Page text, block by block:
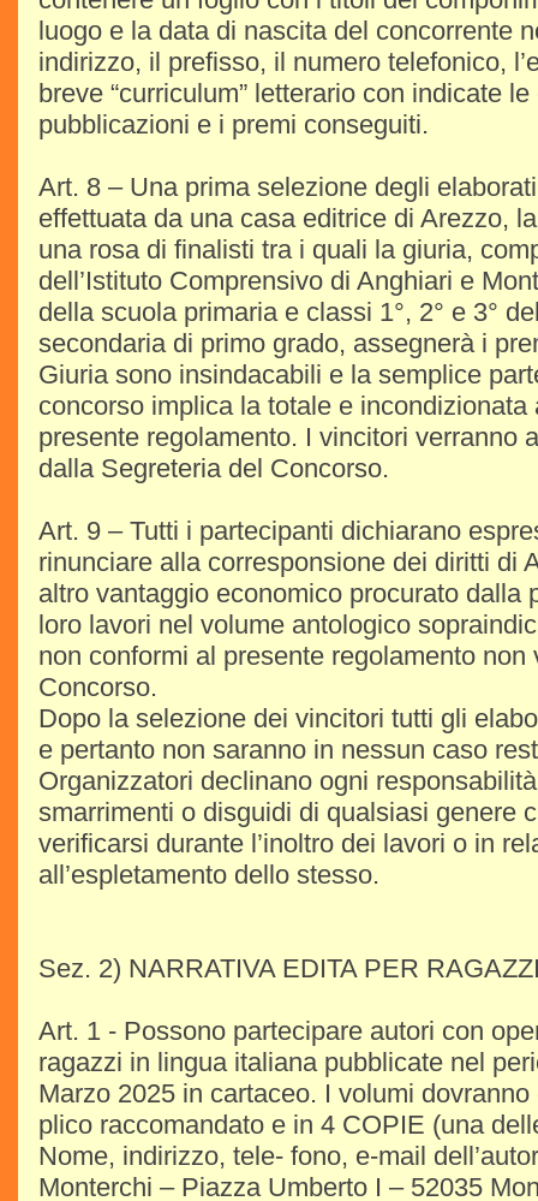
luogo e la data di nascita del concorrente
indirizzo, il prefisso, il numero telefonico,
breve “curriculum” letterario con indicate
pubblicazioni e i premi conseguiti.
Art. 8 – Una prima selezione degli
effettuata da una casa editrice di Arezzo,
una rosa di finalisti tra i quali la giuria,
dell’Istituto Comprensivo di Anghiari e
della scuola primaria e classi 1°, 2° e 3°
secondaria di primo grado, assegnerà i
Giuria sono insindacabili e la semplice
concorso implica la totale e incondizionata
presente regolamento. I vincitori verranno
dalla Segreteria del Concorso.
Art. 9 – Tutti i partecipanti dichiarano
rinunciare alla corresponsione dei diritti di
altro vantaggio economico procurato dalla
loro lavori nel volume antologico
non conformi al presente regolamento non
Concorso.
Dopo la selezione dei vincitori tutti gli
e pertanto non saranno in nessun caso
Organizzatori declinano ogni
smarrimenti o disguidi di qualsiasi genere
verificarsi durante l’inoltro dei lavori o in
all’espletamento dello stesso.
Sez. 2) NARRATIVA EDITA PER
Art. 1 - Possono partecipare autori con
ragazzi in lingua italiana pubblicate nel
Marzo 2025 in cartaceo. I volumi
plico raccomandato e in 4 COPIE (una
Nome, indirizzo, tele- fono, e-mail
Monterchi – Piazza Umberto I – 52035